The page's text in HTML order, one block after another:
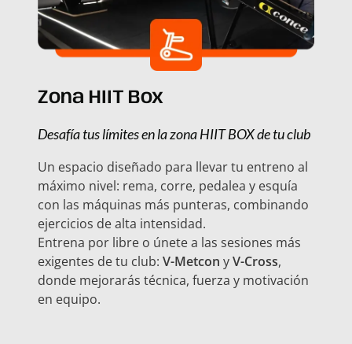
Zona HIIT Box
Desafía tus límites en la zona HIIT BOX de tu club
Un espacio diseñado para llevar tu entreno al
máximo nivel: rema, corre, pedalea y esquía
con las máquinas más punteras, combinando
ejercicios de alta intensidad.
Entrena por libre o únete a las sesiones más
exigentes de tu club: V-Metcon yV-Cross,
donde mejorarás técnica, fuerza y motivación
en equipo.